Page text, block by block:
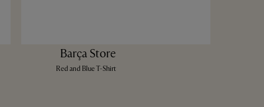
Barça Store
Red and Blue T-Shirt